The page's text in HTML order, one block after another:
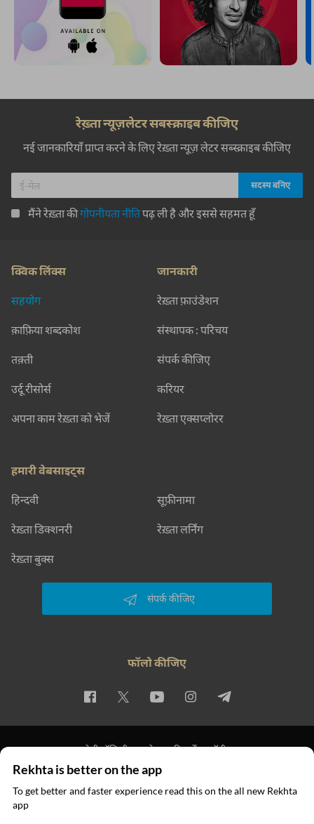
रेख़्ता न्यूज़लेटर सबस्क्राइब कीजिए
नई जानकारियाँ प्राप्त करने के लिए रेख़्ता न्यूज़ लेटर सब्स्क्राइब कीजिए
मैंने रेख़्ता कीगोपनीयता नीतिपढ़ ली है और इससे सहमत हूँ
क्विक लिंक्स
सहयोग
क़ाफ़िया शब्दकोश
तक़्ती
उर्दू रीसोर्स
अपना काम रेख़्ता को भेजें
जानकारी
रेख़्ता फ़ाउंडेशन
संस्थापक : परिचय
संपर्क कीजिए
करियर
रेख़्ता एक्सप्लोरर
हमारी वेबसाइट्स
हिन्दवी सूफ़ीनामा
रेख़्ता डिक्शनरी रेख़्ता लर्निंग
रेख़्ता बुक्स
संपर्क कीजिए
फॉलो कीजिए
प्राइवेसी पॉलिसी इस्तेमाल की शर्तें कॉपीराइट
© 2026 Rekhta™ Foundation. All rights reserved.
Rekhta is better on the app
To get better and faster experience read this on the all new Rekhta
app